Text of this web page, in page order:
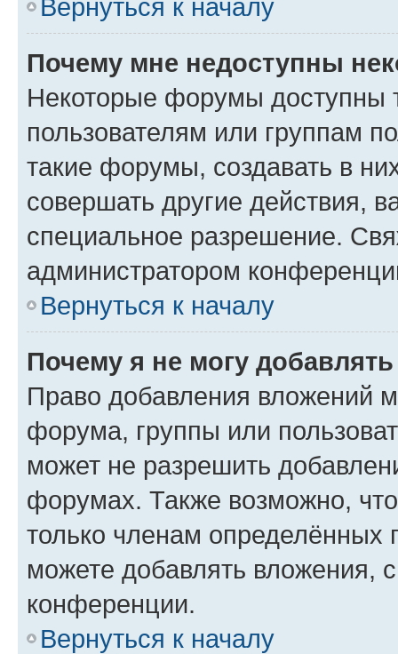
Вернуться к началу
Почему мне недоступны
Некоторые форумы доступны
пользователям или группам
такие форумы, создавать в
совершать другие действия,
специальное разрешение.
администратором
Вернуться к началу
Почему я не могу
Право добавления вложений
форума, группы или
может не разрешить
форумах. Также возможно,
только членам определённых
можете добавлять вложения,
конференции.
Вернуться к началу